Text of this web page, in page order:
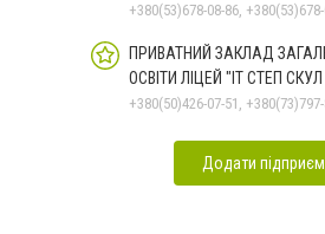
ПРИВАТНИЙ ЗАКЛАД
ОСВІТИ ЛІЦЕЙ "ІТ СТЕП
Додати